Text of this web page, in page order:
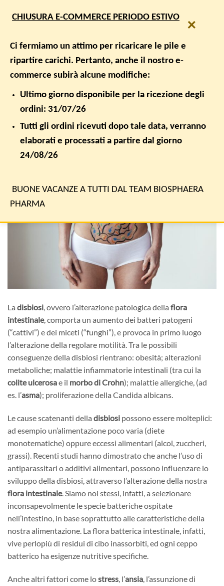
BENESSERE, BENESSERE INTESTINALE, INTESTINO E FLORA
DISBIOSI INTESTINALE
PUBBLICATO IL 9 MAGGIO 2020 DABIOSPHAERA PHARMA
La disbiosi, ovvero l’alterazione patologica della flora
intestinale, comporta un aumento dei batteri patogeni
(“cattivi”) e dei miceti (“funghi”), e provoca in primo luogo
l’alterazione della regolare motilità. Tra le possibili
conseguenze della disbiosi rientrano: obesità; alterazioni
metaboliche; malattie infiammatorie intestinali (tra cui la
colite ulcerosae il morbo di Crohn); malattie allergiche, (ad
es. l’asma); proliferazione della Candida albicans.
Le cause scatenanti della disbiosi possono essere molteplici:
ad esempio un’alimentazione poco varia (diete
monotematiche) oppure eccessi alimentari (alcol, zuccheri,
grassi). Recenti studi hanno dimostrato che anche l’uso di
antiparassitari o additivi alimentari, possono influenzare lo
sviluppo della disbiosi, attraverso l’alterazione della nostra
flora intestinale. Siamo noi stessi, infatti, a selezionare
inconsapevolmente le specie batteriche ospitate
nell’intestino, in base soprattutto alle caratteristiche della
nostra alimentazione. La flora batterica intestinale, infatti,
vive perlopiù di residui di cibo inassorbiti, ed ogni ceppo
batterico ha esigenze nutritive specifiche.
Anche altri fattori come lostress, l’ansia, l’assunzione di
×
CHIUSURA E-COMMERCE PERIODO ESTIVO
Ci fermiamo un attimo per ricaricare le pile e
ripartire carichi. Pertanto, anche il nostro e-
commerce subirà alcune modifiche:
Ultimo giorno disponibile per la ricezione degli
ordini: 31/07/26
Tutti gli ordini ricevuti dopo tale data, verranno
elaborati e processati a partire dal giorno
24/08/26
BUONE VACANZE A TUTTI DAL TEAM BIOSPHAERA
PHARMA